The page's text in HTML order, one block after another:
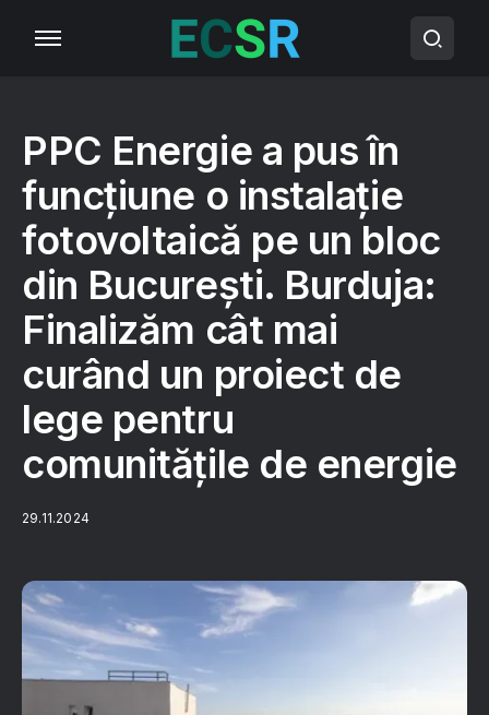
PPC Energie a pus în
funcțiune o instalație
fotovoltaică pe un bloc
din București. Burduja:
Finalizăm cât mai
curând un proiect de
lege pentru
comunităţile de energie
29.11.2024